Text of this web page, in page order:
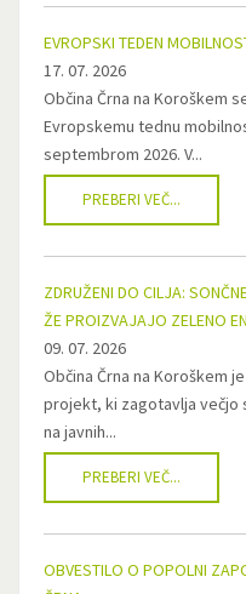
EVROPSKI TEDEN
17. 07. 2026
Občina Črna na Koroškem
Evropskemu tednu
septembrom 2026. V...
PREBERI VEČ...
ZDRUŽENI DO CILJA:
ŽE PROIZVAJAJO ZELENO
09. 07. 2026
Občina Črna na Koroškem
projekt, ki zagotavlja večjo
na javnih...
PREBERI VEČ...
OBVESTILO O POPOLNI